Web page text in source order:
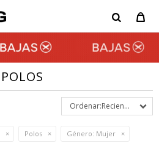
POLOS
Recientes
Polos Género: Mujer